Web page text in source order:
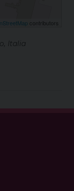
contributors
Italia